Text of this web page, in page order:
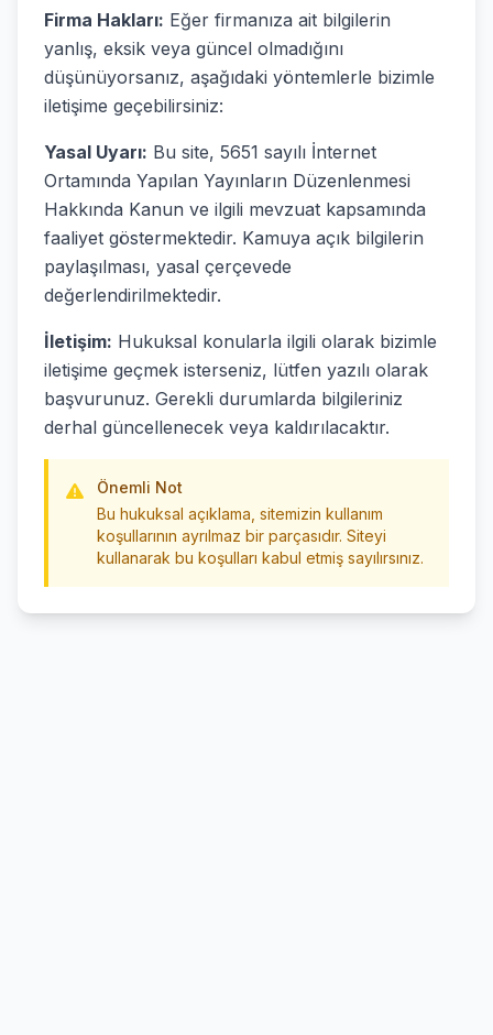
Firma Hakları: Eğer firmanıza ait bilgilerin
yanlış, eksik veya güncel olmadığını
düşünüyorsanız, aşağıdaki yöntemlerle bizimle
iletişime geçebilirsiniz:
Yasal Uyarı: Bu site, 5651 sayılı İnternet
Ortamında Yapılan Yayınların Düzenlenmesi
Hakkında Kanun ve ilgili mevzuat kapsamında
faaliyet göstermektedir. Kamuya açık bilgilerin
paylaşılması, yasal çerçevede
değerlendirilmektedir.
İletişim: Hukuksal konularla ilgili olarak bizimle
iletişime geçmek isterseniz, lütfen yazılı olarak
başvurunuz. Gerekli durumlarda bilgileriniz
derhal güncellenecek veya kaldırılacaktır.
Önemli Not
Bu hukuksal açıklama, sitemizin kullanım
koşullarının ayrılmaz bir parçasıdır. Siteyi
kullanarak bu koşulları kabul etmiş sayılırsınız.